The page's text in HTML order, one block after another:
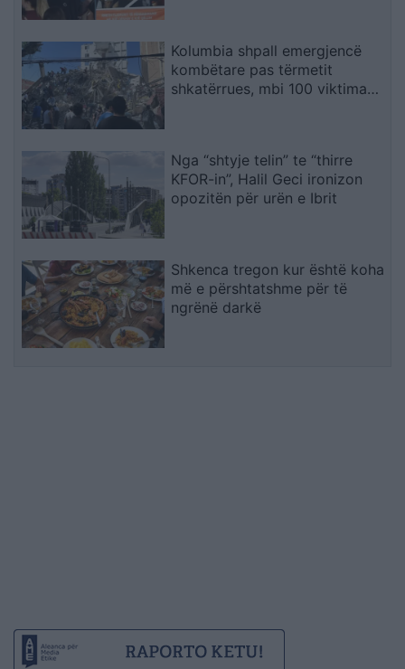
Kolumbia shpall emergjencë
kombëtare pas tërmetit
shkatërrues, mbi 100 viktima
Nga “shtyje telin” te “thirre
KFOR-in”, Halil Geci ironizon
opozitën për urën e Ibrit
Shkenca tregon kur është koha
më e përshtatshme për të
ngrënë darkë